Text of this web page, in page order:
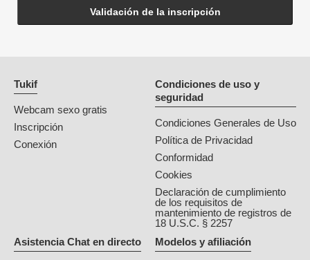
Validación de la inscripción
Tukif
Webcam sexo gratis
Inscripción
Conexión
Condiciones de uso y
seguridad
Condiciones Generales de Uso
Política de Privacidad
Conformidad
Cookies
Declaración de cumplimiento
de los requisitos de
mantenimiento de registros de
18 U.S.C. § 2257
Asistencia Chat en directo
Modelos y afiliación